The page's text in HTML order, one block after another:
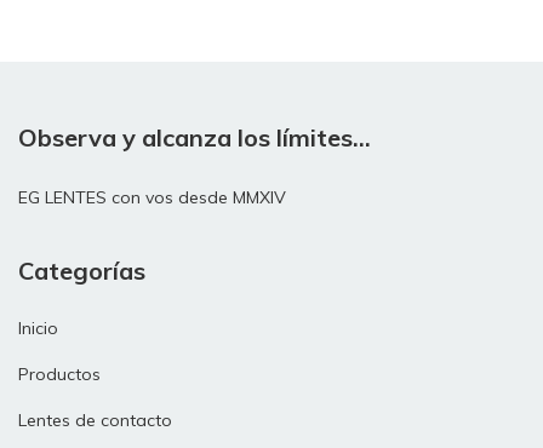
Observa y alcanza los límites...
EG LENTES con vos desde MMXIV
Categorías
Inicio
Productos
Lentes de contacto